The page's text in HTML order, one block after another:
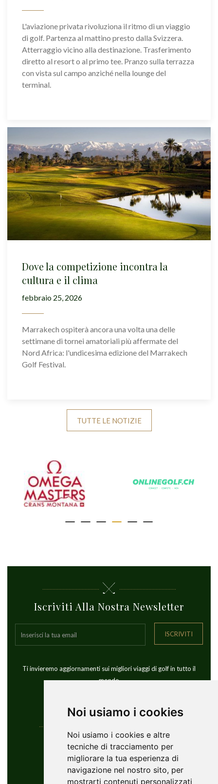
Noi usiamo i cookies
Noi usiamo i cookies e altre
tecniche di tracciamento per
migliorare la tua esperienza di
navigazione nel nostro sito, per
mostrarti contenuti personalizzati
L'aviazione privata rivoluziona il ritmo di un viaggio
di golf. Partenza al mattino presto dalla Svizzera.
Atterraggio vicino alla destinazione. Trasferimento
diretto al resort o al primo tee. Pranzo sulla terrazza
con vista sul campo anziché nella lounge del
terminal.
Dove la competizione incontra la
cultura e il clima
febbraio 25, 2026
Marrakech ospiterà ancora una volta una delle
settimane di tornei amatoriali più affermate del
Nord Africa: l'undicesima edizione del Marrakech
Golf Festival.
TUTTE LE NOTIZIE
Iscriviti Alla Nostra Newsletter
ISCRIVITI
Ti invieremo aggiornamenti sui migliori viaggi di golf in tutto il
mondo
Informazioni Di Contatto
YouGolfTours Sàrl
+41 77 956 18 34